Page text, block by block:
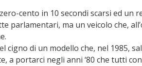
cento in 10 secondi scarsi ed un
parlamentari, ma un veicolo che,
cigno di un modello che, nel 1985,
a portarci negli anni ‘80 che tutti